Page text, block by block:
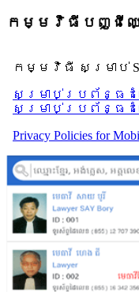
កម្មវិធីបញ្ជីឈ្មោ
កម្មវិធី សម្រាប់
សម្រាប់​ប្រព័ន្ធដំណ
សម្រាប់​ប្រព័ន្ធដំណ
Privacy Policies for